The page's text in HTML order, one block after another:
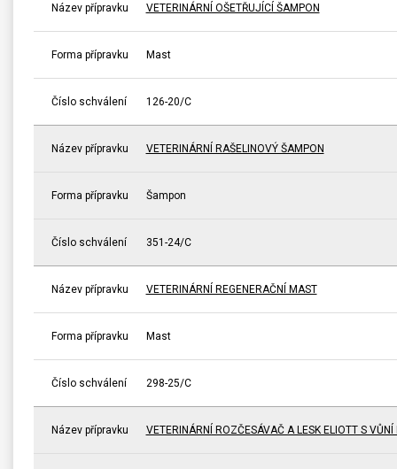
Název přípravku VETERINÁRNÍ OŠETŘUJÍCÍ ŠAMPON
Forma přípravku Mast
Číslo schválení 126-20/C
Název přípravku VETERINÁRNÍ RAŠELINOVÝ ŠAMPON
Forma přípravku Šampon
Číslo schválení 351-24/C
Název přípravku VETERINÁRNÍ REGENERAČNÍ MAST
Forma přípravku Mast
Číslo schválení 298-25/C
Název přípravku VETERINÁRNÍ ROZČESÁVAČ A LESK ELIOTT S VŮNÍ